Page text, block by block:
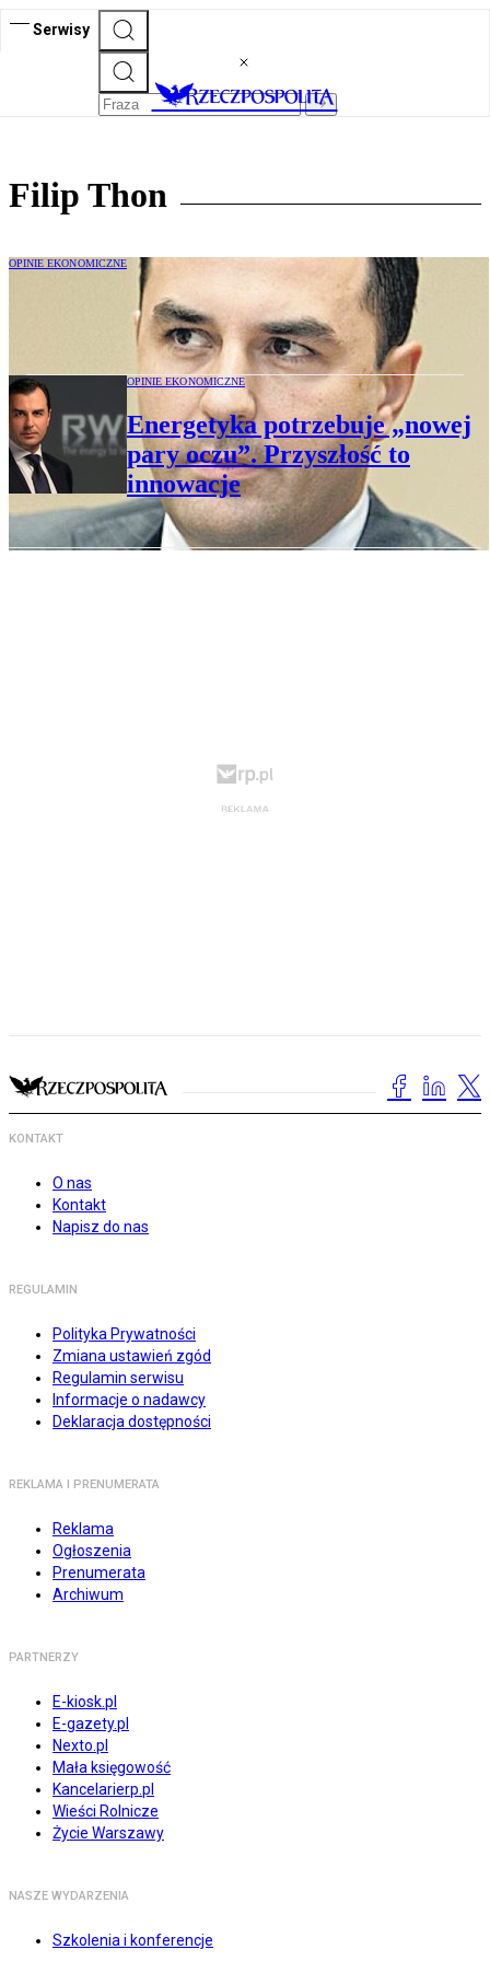
Serwisy
Filip Thon
OPINIE EKONOMICZNE
Prosumencka rewolucja na rynku energii
OPINIE EKONOMICZNE
Energetyka potrzebuje „nowej
pary oczu”. Przyszłość to
innowacje
KONTAKT
O nas
Kontakt
Napisz do nas
REGULAMIN
Polityka Prywatności
Zmiana ustawień zgód
Regulamin serwisu
Informacje o nadawcy
Deklaracja dostępności
REKLAMA I PRENUMERATA
Reklama
Ogłoszenia
Prenumerata
Archiwum
PARTNERZY
E-kiosk.pl
E-gazety.pl
Nexto.pl
Mała księgowość
Kancelarierp.pl
Wieści Rolnicze
Życie Warszawy
NASZE WYDARZENIA
Szkolenia i konferencje